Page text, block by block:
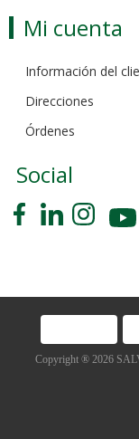
Mi cuenta
Información del
Direcciones
Órdenes
Social
Copyright ® 2026